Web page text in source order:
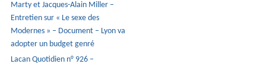
Marty et Jacques-Alain Miller –
Entretien sur « Le sexe des
Modernes » – Document – Lyon va
adopter un budget genré
Lacan Quotidien n° 926 –